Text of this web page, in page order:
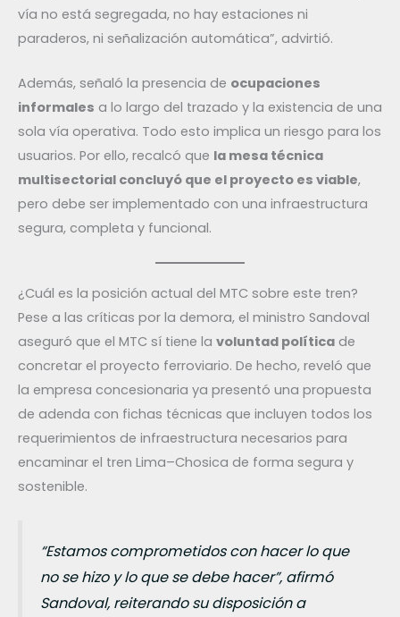
vía no está segregada, no hay estaciones ni
paraderos, ni señalización automática”, advirtió.
Además, señaló la presencia de ocupaciones
informales a lo largo del trazado y la existencia de una
sola vía operativa. Todo esto implica un riesgo para los
usuarios. Por ello, recalcó que la mesa técnica
multisectorial concluyó que el proyecto es viable,
pero debe ser implementado con una infraestructura
segura, completa y funcional.
¿Cuál es la posición actual del MTC sobre este tren?
Pese a las críticas por la demora, el ministro Sandoval
aseguró que el MTC sí tiene la voluntad política de
concretar el proyecto ferroviario. De hecho, reveló que
la empresa concesionaria ya presentó una propuesta
de adenda con fichas técnicas que incluyen todos los
requerimientos de infraestructura necesarios para
encaminar el tren Lima–Chosica de forma segura y
sostenible.
“Estamos comprometidos con hacer lo que
no se hizo y lo que se debe hacer”, afirmó
Sandoval, reiterando su disposición a